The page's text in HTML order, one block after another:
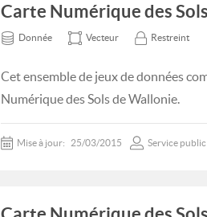
Carte Numérique des
Donnée Vecteur Restreint
Cet ensemble de jeux de données
Numérique des Sols de Wallonie.
Mise à jour: 25/03/2015 Service